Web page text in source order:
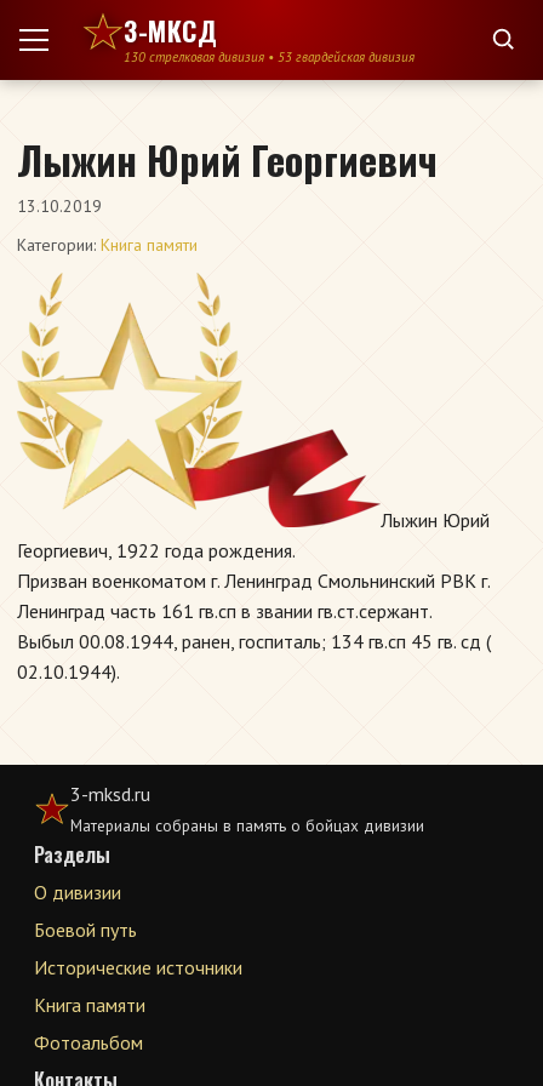
Перейти к содержимому
3-МКСД
130 стрелковая дивизия • 53 гвардейская дивизия
Лыжин Юрий Георгиевич
13.10.2019
Категории: Книга памяти
Лыжин Юрий
Георгиевич, 1922 года рождения.
Призван военкоматом г. Ленинград Смольнинский РВК г.
Ленинград часть 161 гв.сп в звании гв.ст.сержант.
Выбыл 00.08.1944, ранен, госпиталь; 134 гв.сп 45 гв. сд (
02.10.1944).
3-mksd.ru
Материалы собраны в память о бойцах дивизии
Разделы
О дивизии
Боевой путь
Исторические источники
Книга памяти
Фотоальбом
Контакты